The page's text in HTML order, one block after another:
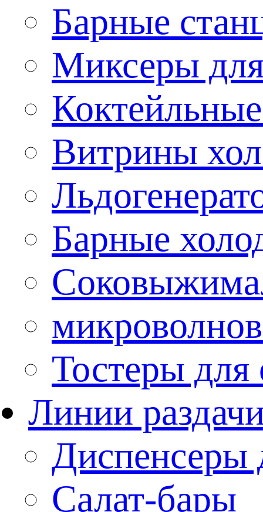
Барные
Миксеры
Витрины
Барные
Тостеры
Линии
Диспенсеры
Салат-бары